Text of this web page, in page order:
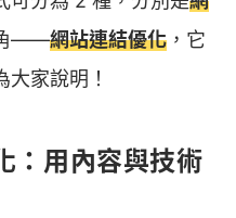
——網站連結優化 ，它
家說明！
：用內容與技術